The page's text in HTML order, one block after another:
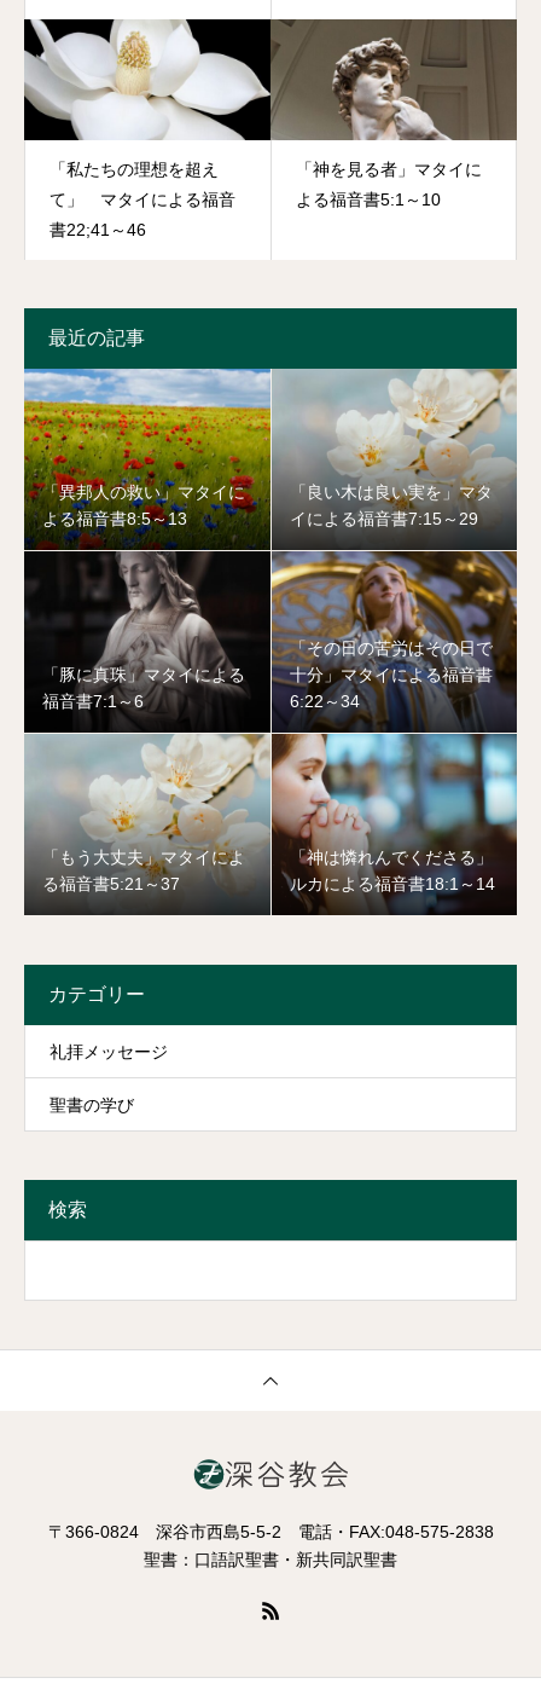
「私たちの理想を超え
て」 マタイによる福音
書22;41～46
「神を見る者」マタイに
よる福音書5:1～10
最近の記事
「異邦人の救い」マタイに
よる福音書8:5～13
「良い木は良い実を」マタ
イによる福音書7:15～29
「豚に真珠」マタイによる
福音書7:1～6
「その日の苦労はその日で
十分」マタイによる福音書
6:22～34
「もう大丈夫」マタイによ
る福音書5:21～37
「神は憐れんでくださる」
ルカによる福音書18:1～14
カテゴリー
礼拝メッセージ
聖書の学び
検索
〒366-0824 深谷市西島5-5-2 電話・FAX:048-575-2838
聖書：口語訳聖書・新共同訳聖書